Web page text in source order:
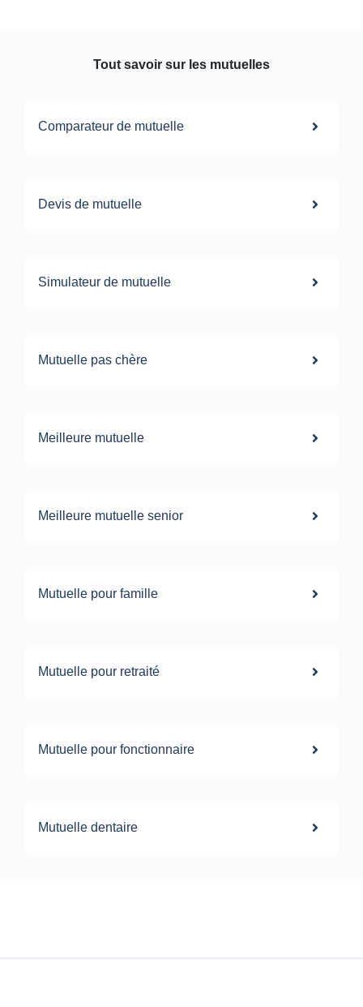
Tout savoir sur les mutuelles
Comparateur de mutuelle
Devis de mutuelle
Simulateur de mutuelle
Mutuelle pas chère
Meilleure mutuelle
Meilleure mutuelle senior
Mutuelle pour famille
Mutuelle pour retraité
Mutuelle pour fonctionnaire
Mutuelle dentaire